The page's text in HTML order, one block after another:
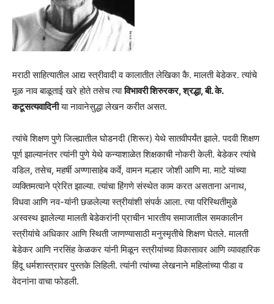
मराठी साहित्यातील आद्य स्त्रीवादी व कालातीत लेखिका कै. मालती बेडेकर. त्यांचे
मूळ नाव बाळूताई खरे होते तसेच त्याविभावरी शिरुरकर, श्रद्धा, बी. के.
कटूसत्यवादिनीया नावानेसुद्धा लेखन करीत असत.
त्यांचे शिक्षण पुणे जिल्ह्यातील घोडनदी (शिरूर) येथे सातवीपर्यंत झाले. पदवी शिक्षण
पूर्ण झाल्यानंतर त्यांनी पुणे येथे कन्याशाळेत शिक्षकाची नोकरी केली. बेडेकर त्यांचे
वडिल, तसेच, महर्षी अण्णासाहेब कर्वे, वामन मल्हार जोशी आणि मा. माटे यांच्या
व्यक्तिमत्वाने प्रेरित झाल्या. त्यांचा हिंगणे संस्थेत काम करत असताना अनाथ,
विधवा आणि नव-यांनी छळलेल्या स्त्रीयांशी संपर्क आला. त्या परिस्थितीमुळे
अस्वस्थ झालेल्या मालती बेडेकरांनी प्राचीन भारतीय समाजातील समकालीन
स्त्रीयांचे अधिकार आणि स्थिती जाणण्यासाठी मनुस्मृतीचे शिक्षण घेतले. मालती
बेडेकर आणि नरसिंह केळकर यांनी मिळून स्त्रीयांच्या विकासावर आणि व्यावहारिक
हिंदू धर्मशास्त्रावर पुस्तके लिहिली. त्यांनी त्यांच्या लेखनाने महिलांच्या पीडा व
वेदनांना वाचा फोडली.